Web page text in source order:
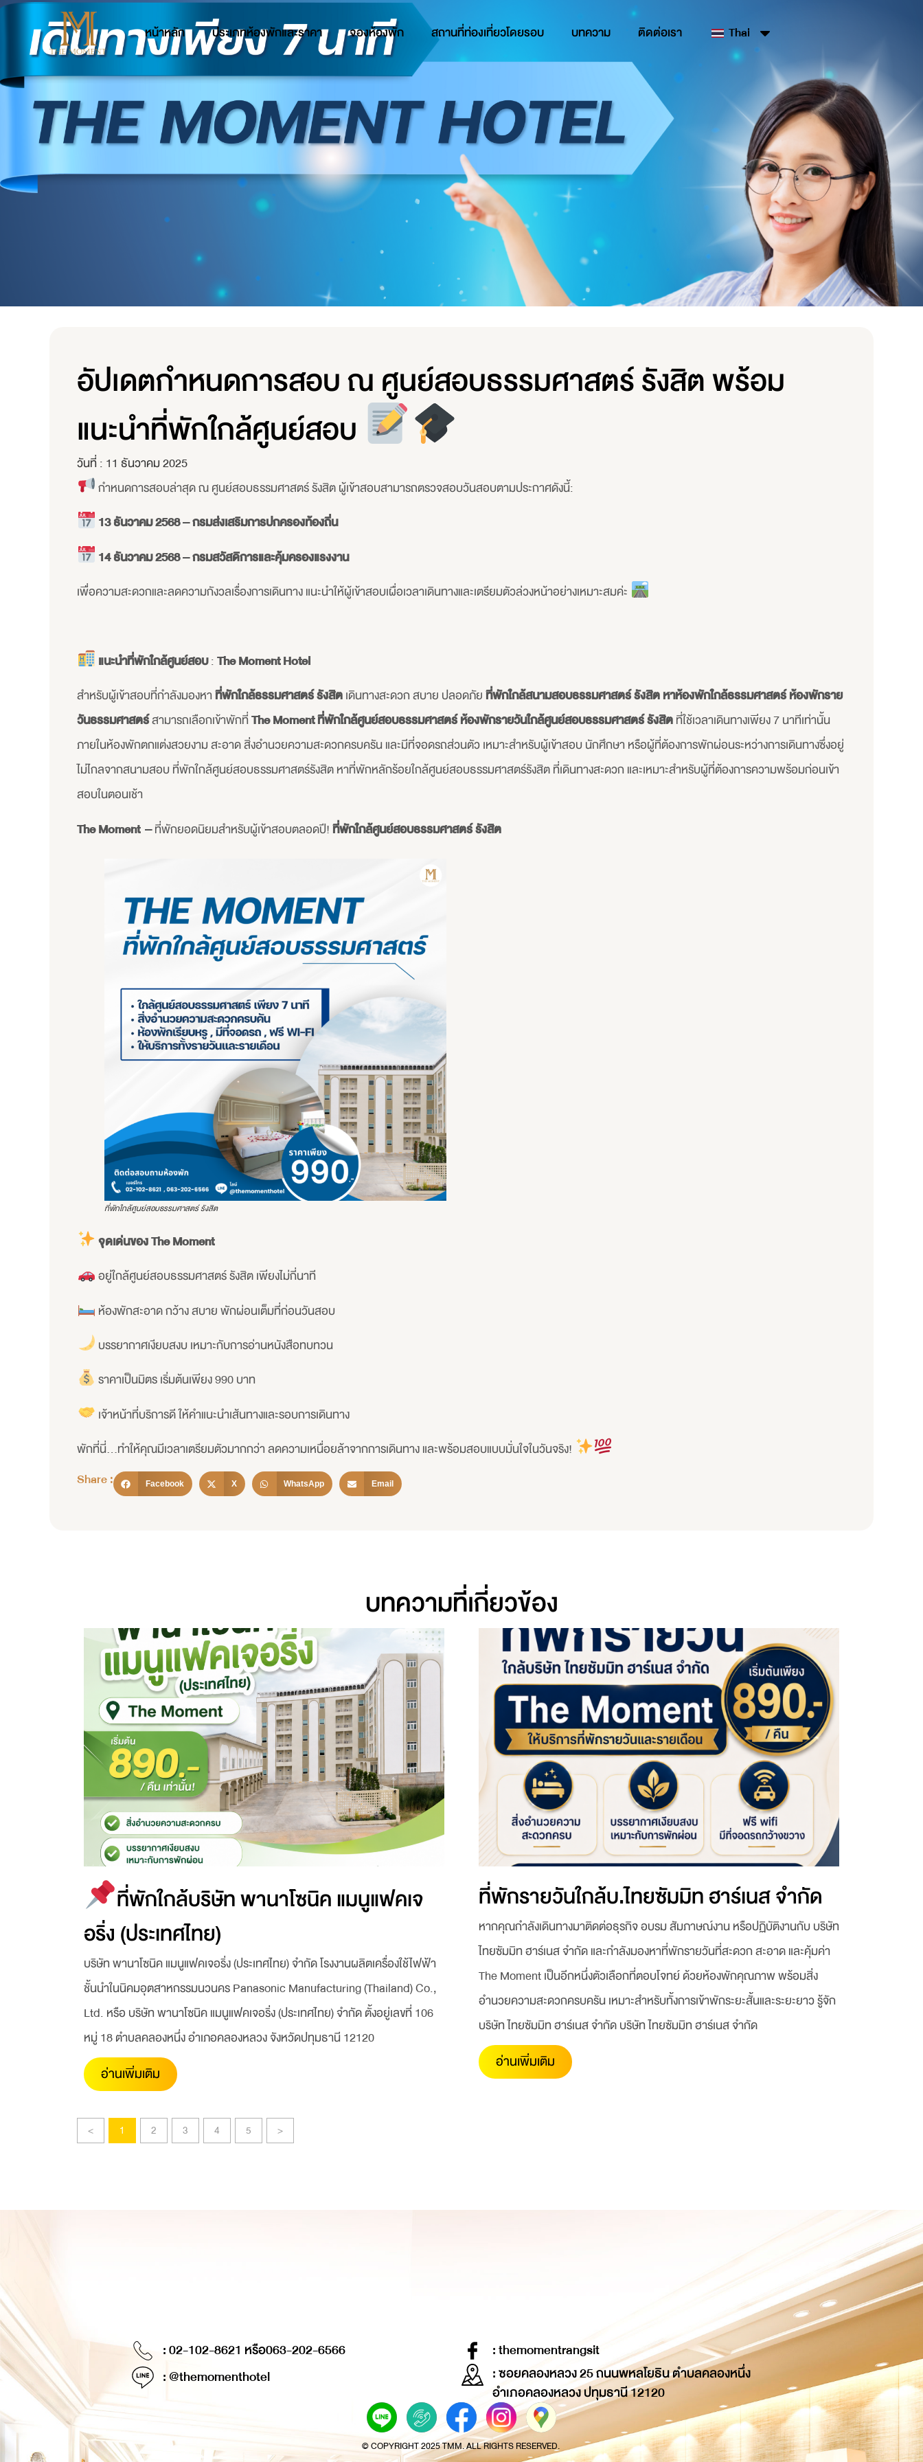
หน้าหลัก ประเภทห้องพักและราคา จองห้องพัก สถานที่ท่องเที่ยวโดยรอบ บทความ ติดต่อเรา Thai
อัปเดตกำหนดการสอบ ณ ศูนย์สอบธรรมศาสตร์ รังสิต พร้อม
แนะนำที่พักใกล้ศูนย์สอบ
วันที่ : 11 ธันวาคม 2025
กำหนดการสอบล่าสุด ณ ศูนย์สอบธรรมศาสตร์ รังสิต ผู้เข้าสอบสามารถตรวจสอบวันสอบตามประกาศดังนี้:
13 ธันวาคม 2568 – กรมส่งเสริมการปกครองท้องถิ่น
14 ธันวาคม 2568 – กรมสวัสดิการและคุ้มครองแรงงาน
เพื่อความสะดวกและลดความกังวลเรื่องการเดินทาง แนะนำให้ผู้เข้าสอบเผื่อเวลาเดินทางและเตรียมตัวล่วงหน้าอย่างเหมาะสมค่ะ
แนะนำที่พักใกล้ศูนย์สอบ:The Moment Hotel
สำหรับผู้เข้าสอบที่กำลังมองหาที่พักใกล้ธรรมศาสตร์ รังสิตเดินทางสะดวก สบาย ปลอดภัยที่พักใกล้สนามสอบธรรมศาสตร์ รังสิตหาห้องพักใกล้ธรรมศาสตร์ห้องพักราย
วันธรรมศาสตร์สามารถเลือกเข้าพักที่The Momentที่พักใกล้ศูนย์สอบธรรมศาสตร์ห้องพักรายวันใกล้ศูนย์สอบธรรมศาสตร์ รังสิตที่ใช้เวลาเดินทางเพียง 7 นาทีเท่านั้น
ภายในห้องพักตกแต่งสวยงาม สะอาด สิ่งอำนวยความสะดวกครบครัน และมีที่จอดรถส่วนตัว เหมาะสำหรับผู้เข้าสอบ นักศึกษา หรือผู้ที่ต้องการพักผ่อนระหว่างการเดินทางซึ่งอยู่
ไม่ไกลจากสนามสอบ ที่พักใกล้ศูนย์สอบธรรมศาสตร์รังสิต หาที่พักหลักร้อยใกล้ศูนย์สอบธรรมศาสตร์รังสิต ที่เดินทางสะดวก และเหมาะสำหรับผู้ที่ต้องการความพร้อมก่อนเข้า
สอบในตอนเช้า
The Moment –ที่พักยอดนิยมสำหรับผู้เข้าสอบตลอดปี!ที่พักใกล้ศูนย์สอบธรรมศาสตร์ รังสิต
ที่พักใกล้ศูนย์สอบธรรมศาสตร์ รังสิต
จุดเด่นของ The Moment
อยู่ใกล้ศูนย์สอบธรรมศาสตร์ รังสิต เพียงไม่กี่นาที
ห้องพักสะอาด กว้าง สบาย พักผ่อนเต็มที่ก่อนวันสอบ
บรรยากาศเงียบสงบ เหมาะกับการอ่านหนังสือทบทวน
ราคาเป็นมิตร เริ่มต้นเพียง 990 บาท
เจ้าหน้าที่บริการดี ให้คำแนะนำเส้นทางและรอบการเดินทาง
พักที่นี่…ทำให้คุณมีเวลาเตรียมตัวมากกว่า ลดความเหนื่อยล้าจากการเดินทาง และพร้อมสอบแบบมั่นใจในวันจริง!
Share :
Facebook X WhatsApp Email
บทความที่เกี่ยวข้อง
ที่พักใกล้บริษัท พานาโซนิค แมนูแฟคเจ
อริ่ง (ประเทศไทย)
บริษัท พานาโซนิค แมนูแฟคเจอริ่ง (ประเทศไทย) จำกัด โรงงานผลิตเครื่องใช้ไฟฟ้า
ชั้นนำในนิคมอุตสาหกรรมนวนคร Panasonic Manufacturing (Thailand) Co.,
Ltd. หรือ บริษัท พานาโซนิค แมนูแฟคเจอริ่ง (ประเทศไทย) จำกัด ตั้งอยู่เลขที่ 106
หมู่ 18 ตำบลคลองหนึ่ง อำเภอคลองหลวง จังหวัดปทุมธานี 12120
อ่านเพิ่มเติม
ที่พักรายวันใกล้บ.ไทยซัมมิท ฮาร์เนส จำกัด
หากคุณกำลังเดินทางมาติดต่อธุรกิจ อบรม สัมภาษณ์งาน หรือปฏิบัติงานกับ บริษัท
ไทยซัมมิท ฮาร์เนส จำกัด และกำลังมองหาที่พักรายวันที่สะดวก สะอาด และคุ้มค่า
The Moment เป็นอีกหนึ่งตัวเลือกที่ตอบโจทย์ ด้วยห้องพักคุณภาพ พร้อมสิ่ง
อำนวยความสะดวกครบครัน เหมาะสำหรับทั้งการเข้าพักระยะสั้นและระยะยาว รู้จัก
บริษัท ไทยซัมมิท ฮาร์เนส จำกัด บริษัท ไทยซัมมิท ฮาร์เนส จำกัด
อ่านเพิ่มเติม
< 1 2 3 4 5 >
: 02-102-8621 หรือ063-202-6566
: @themomenthotel
: themomentrangsit
: ซอยคลองหลวง 25 ถนนพหลโยธิน ตำบลคลองหนึ่ง
อำเภอคลองหลวง ปทุมธานี 12120
© COPYRIGHT 2025 TMM. ALL RIGHTS RESERVED.